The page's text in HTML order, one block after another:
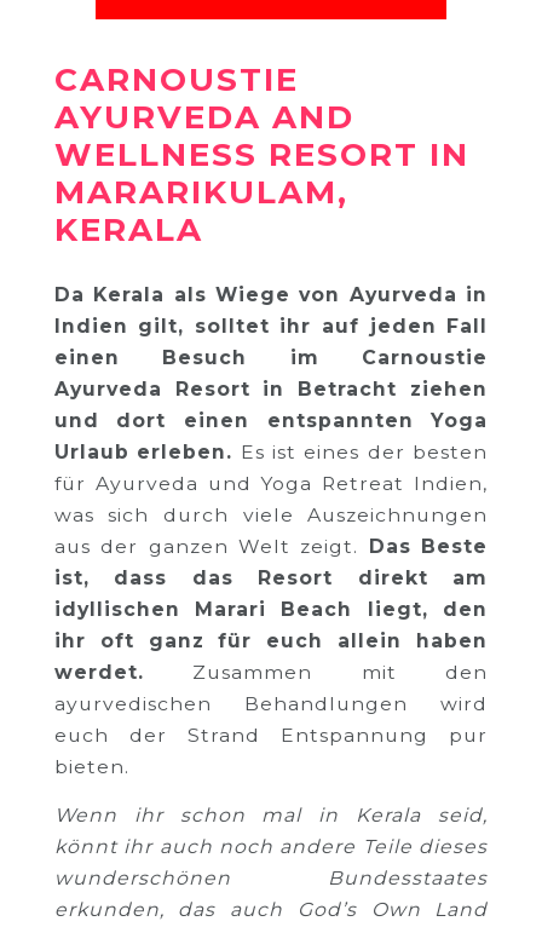
CARNOUSTIE
AYURVEDA AND
WELLNESS RESORT IN
MARARIKULAM,
KERALA
Da Kerala als Wiege von Ayurveda in
Indien gilt, solltet ihr auf jeden Fall
einen Besuch im Carnoustie
Ayurveda Resort in Betracht ziehen
und dort einen entspannten Yoga
Urlaub erleben. Es ist eines der besten
für Ayurveda und Yoga Retreat Indien,
was sich durch viele Auszeichnungen
aus der ganzen Welt zeigt. Das Beste
ist, dass das Resort direkt am
idyllischen Marari Beach liegt, den
ihr oft ganz für euch allein haben
werdet. Zusammen mit den
ayurvedischen Behandlungen wird
euch der Strand Entspannung pur
bieten.
Wenn ihr schon mal in Kerala seid,
könnt ihr auch noch andere Teile dieses
wunderschönen Bundesstaates
erkunden, das auch God’s Own Land